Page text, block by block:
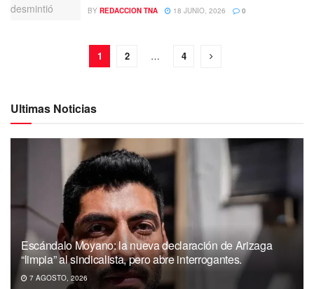
BY REDACCION TNA 18 JUNIO, 2026 0
1 2 … 4
Ultimas Noticias
Escándalo Moyano: la nueva declaración de Arizaga
“limpia” al sindicalista, pero abre interrogantes.
7 AGOSTO, 2026